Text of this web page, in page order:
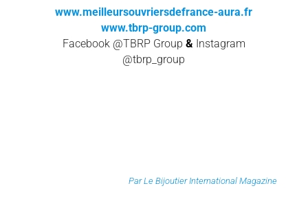
www.meilleursouvriersdefrance-aura.fr
www.tbrp-group.com
Facebook @TBRP Group & Instagram
@tbrp_group
Par Le Bijoutier International Magazine